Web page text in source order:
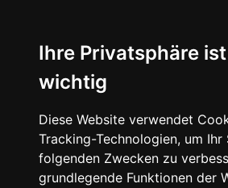
Ihre Privatsphäre
wichtig
Diese Website verwendet
Tracking-Technologien, um Ihr
folgenden Zwecken zu
grundlegende Funktionen der